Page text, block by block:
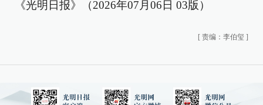
《光明日报》（2026年07月06日 03版）
[ 责编：李伯玺 ]